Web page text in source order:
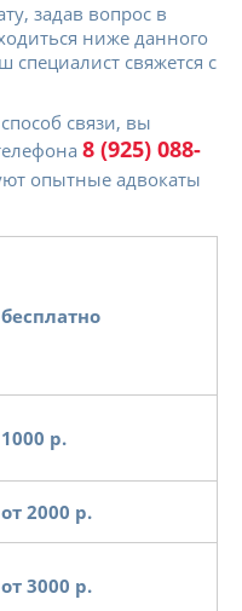
задав вопрос в
ниже данного
специалист свяжется с
связи, вы
8 (925) 088-
опытные адвокаты
бесплатно
1000 р.
от 2000 р.
от 3000 р.